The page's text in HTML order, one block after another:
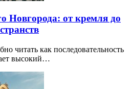
Новгорода: от кремля до
читать как последовательность
высокий…